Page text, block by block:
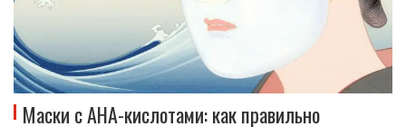
Маски с AHA-кислотами: как правильно